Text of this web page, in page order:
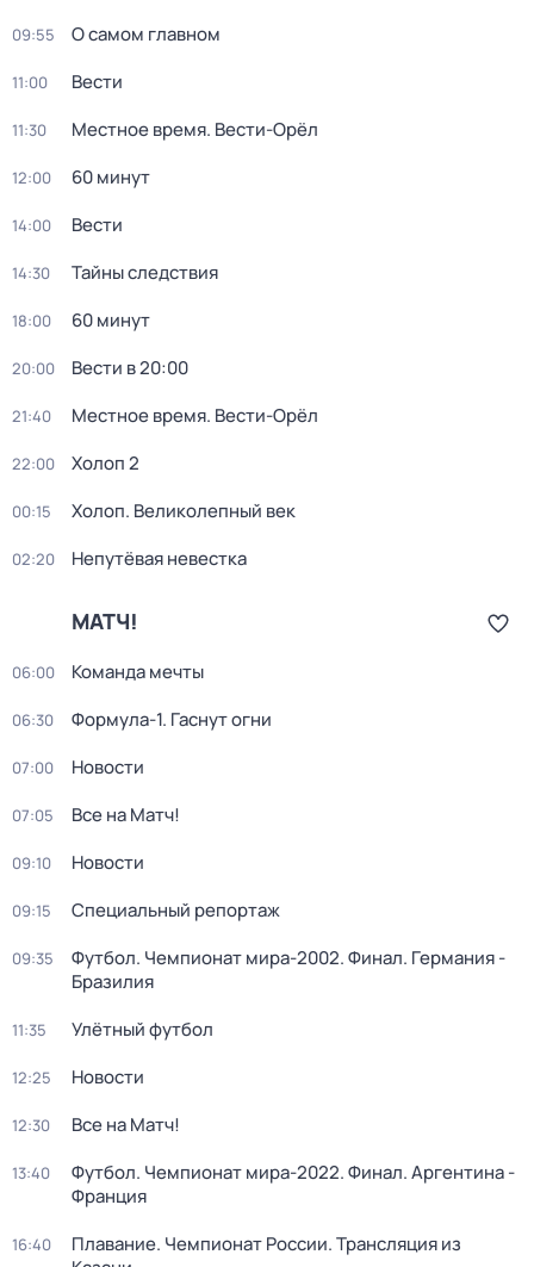
09:55 О самом главном
11:00 Вести
11:30 Местное время. Вести-Орёл
12:00 60 минут
14:00 Вести
14:30 Тайны следствия
18:00 60 минут
20:00 Вести в 20:00
21:40 Местное время. Вести-Орёл
22:00 Холоп 2
00:15 Холоп. Великолепный век
02:20 Непутёвая невестка
МАТЧ!
06:00 Команда мечты
06:30 Формула-1. Гаснут огни
07:00 Новости
07:05 Все на Матч!
09:10 Новости
09:15 Специальный репортаж
09:35
Футбол. Чемпионат мира-2002. Финал. Германия -
Бразилия
11:35 Улётный футбол
12:25 Новости
12:30 Все на Матч!
13:40
Футбол. Чемпионат мира-2022. Финал. Аргентина -
Франция
16:40
Плавание. Чемпионат России. Трансляция из